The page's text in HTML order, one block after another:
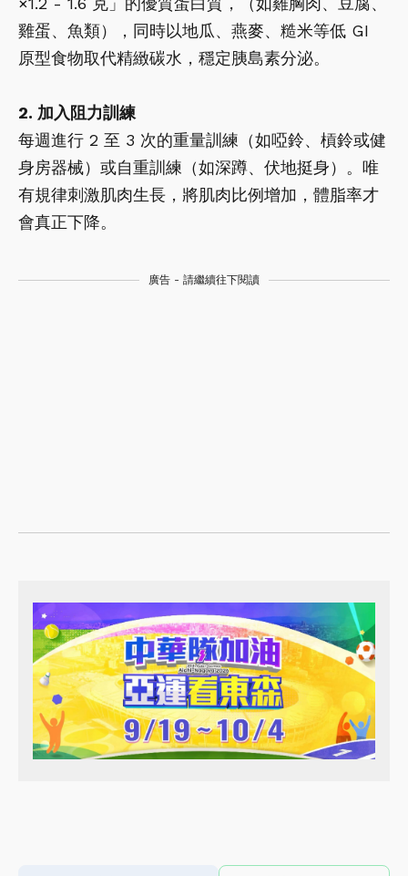
雞蛋、魚類），同時以地瓜、燕麥、糙米等低 GI
原型食物取代精緻碳水，穩定胰島素分泌。
2. 加入阻力訓練
每週進行 2 至 3 次的重量訓練（如啞鈴、槓鈴或健
身房器械）或自重訓練（如深蹲、伏地挺身）。唯
有規律刺激肌肉生長，將肌肉比例增加，體脂率才
會真正下降。
廣告 - 請繼續往下閱讀